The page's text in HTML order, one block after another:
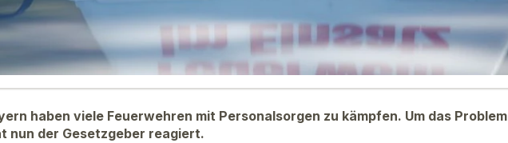
haben viele Feuerwehren mit Personalsorgen zu kämpfen. Um das Problem
nun der Gesetzgeber reagiert.